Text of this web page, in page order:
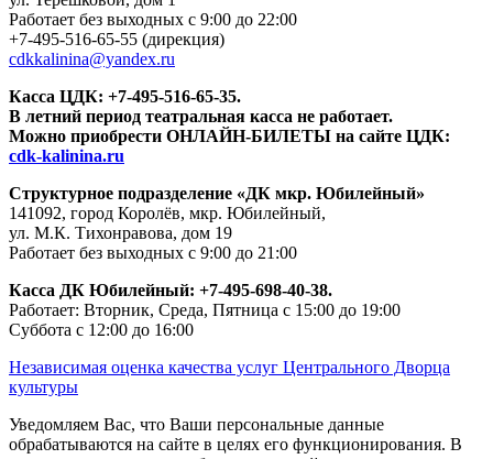
Работает без выходных с 9:00 до 22:00
+7-495-516-65-55 (дирекция)
cdkkalinina@yandex.ru
Касса ЦДК: +7-495-516-65-35.
В летний период театральная касса не работает.
Можно приобрести ОНЛАЙН-БИЛЕТЫ на сайте ЦДК:
cdk-kalinina.ru
Структурное подразделение «ДК мкр. Юбилейный»
141092, город Королёв, мкр. Юбилейный,
ул. М.К. Тихонравова, дом 19
Работает без выходных с 9:00 до 21:00
Касса ДК Юбилейный: +7-495-698-40-38.
Работает: Вторник, Среда, Пятница с 15:00 до 19:00
Суббота с 12:00 до 16:00
Независимая оценка качества услуг Центрального Дворца
культуры
Уведомляем Вас, что Ваши персональные данные
обрабатываются на сайте в целях его функционирования. В